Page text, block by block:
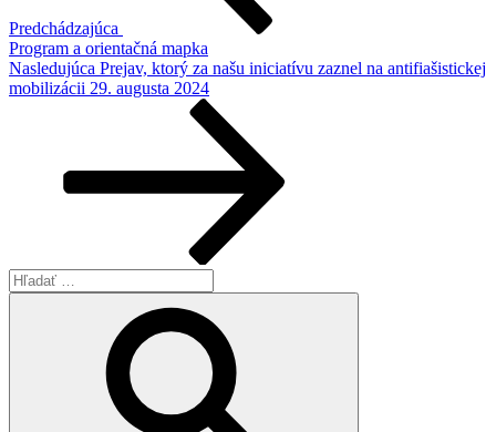
Predchádzajúca
Program a orientačná mapka
Ďalší
článok
Nasledujúca Prejav, ktorý za našu iniciatívu zaznel na antifiašistickej
mobilizácii 29. augusta 2024
Hľadať: